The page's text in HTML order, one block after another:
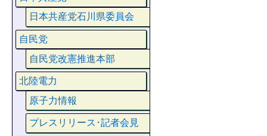
日本共産党石川県委員会
自民党
自民党改憲推進本部
北陸電力
原子力情報
プレスリリース･記者会見